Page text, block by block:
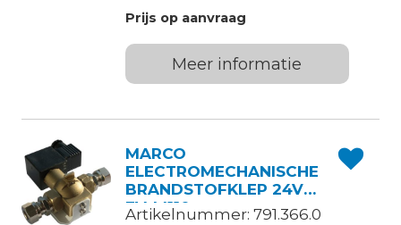
Prijs op aanvraag
Meer informatie
MARCO
ELECTROMECHANISCHE
BRANDSTOFKLEP 24V
EV-M110
Artikelnummer: 791.366.0